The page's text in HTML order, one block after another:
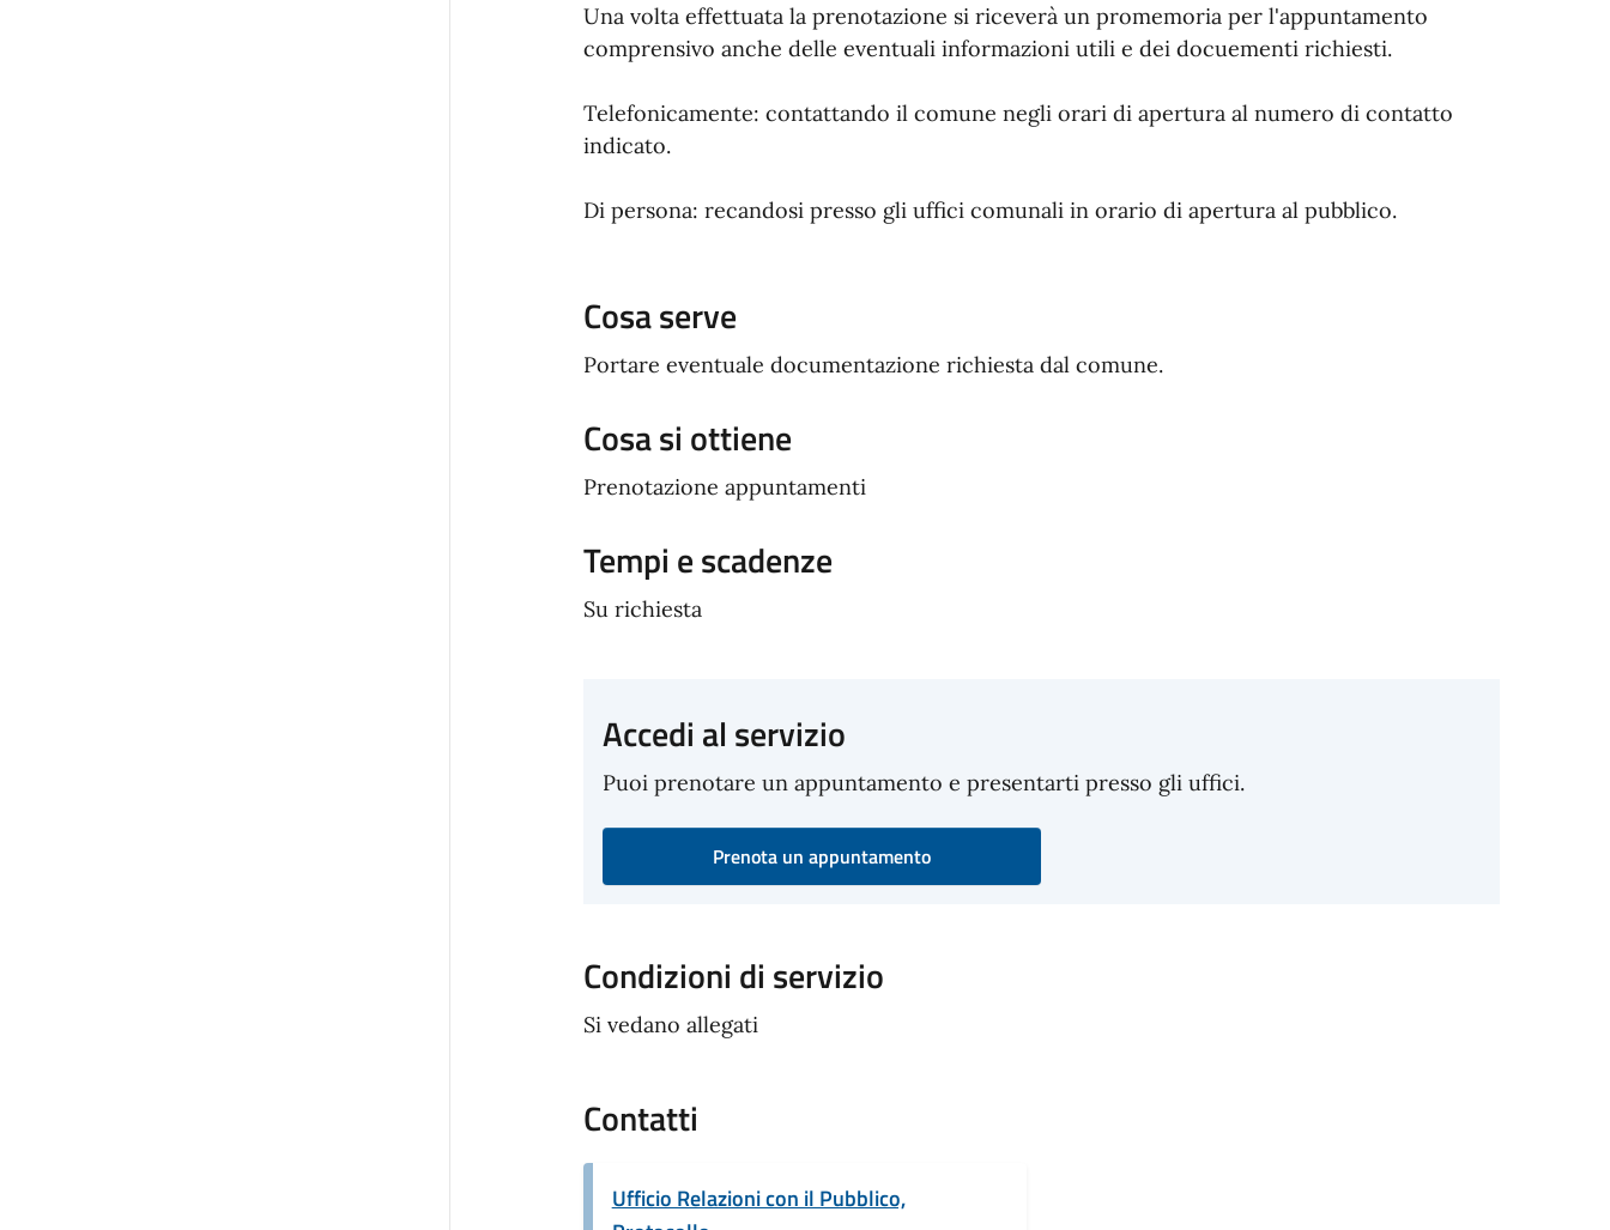
Una volta effettuata la prenotazione si riceverà un promemoria per l'appuntamento
comprensivo anche delle eventuali informazioni utili e dei docuementi richiesti.
Telefonicamente: contattando il comune negli orari di apertura al numero di contatto
indicato.
Di persona: recandosi presso gli uffici comunali in orario di apertura al pubblico.
Cosa serve
Portare eventuale documentazione richiesta dal comune.
Cosa si ottiene
Prenotazione appuntamenti
Tempi e scadenze
Su richiesta
Accedi al servizio
Puoi prenotare un appuntamento e presentarti presso gli uffici.
Prenota un appuntamento
Condizioni di servizio
Si vedano allegati
Contatti
Ufficio Relazioni con il Pubblico,